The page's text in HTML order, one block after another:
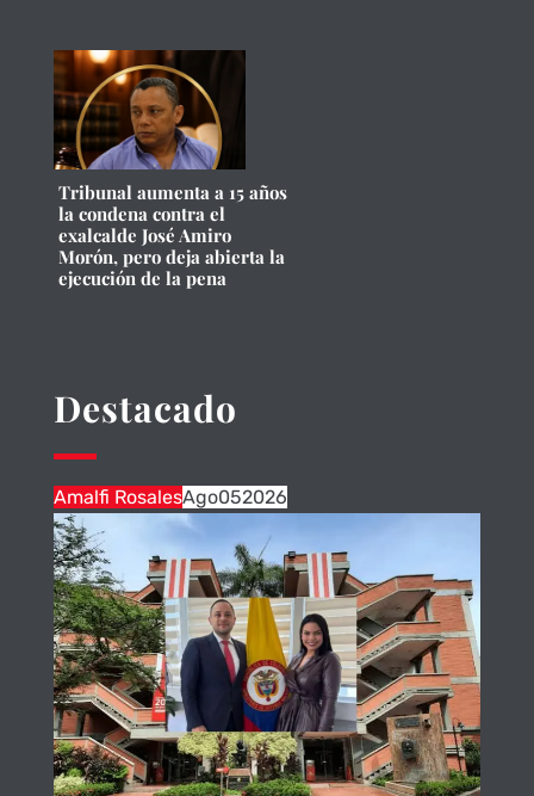
Tribunal aumenta a 15 años
la condena contra el
exalcalde José Amiro
Morón, pero deja abierta la
ejecución de la pena
Destacado
Amalfi RosalesAgo052026